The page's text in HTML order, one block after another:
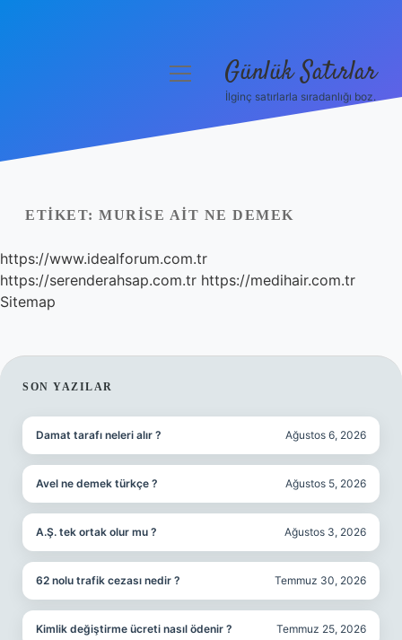
Yasal Uyarı
Hakkımızda
menüyü Günlük Satırlar
İlginç satırlarla sıradanlığı boz.
ETIKET: MURISE AIT NE DEMEK
https://www.idealforum.com.tr
https://serenderahsap.com.tr https://medihair.com.tr
Sitemap
SIDEBAR
SON YAZILAR
Damat tarafı neleri alır ? Ağustos 6, 2026
Avel ne demek türkçe ? Ağustos 5, 2026
A.Ş. tek ortak olur mu ? Ağustos 3, 2026
62 nolu trafik cezası nedir ? Temmuz 30, 2026
Kimlik değiştirme ücreti nasıl ödenir ? Temmuz 25, 2026